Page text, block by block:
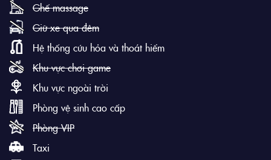
Ghế massage
Giữ xe qua đêm
Hệ thống cứu hỏa và thoát hiểm
Khu vực chơi game
Khu vực ngoài trời
Phòng vệ sinh cao cấp
Phòng VIP
Taxi